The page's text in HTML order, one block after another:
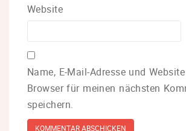
Website
Name, E-Mail-Adresse und
Browser für meinen nächsten
speichern.